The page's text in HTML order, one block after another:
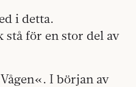
i detta.
för en stor del av
I början av